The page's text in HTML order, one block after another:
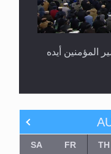
المؤمنين أيده
TH
FR
SA